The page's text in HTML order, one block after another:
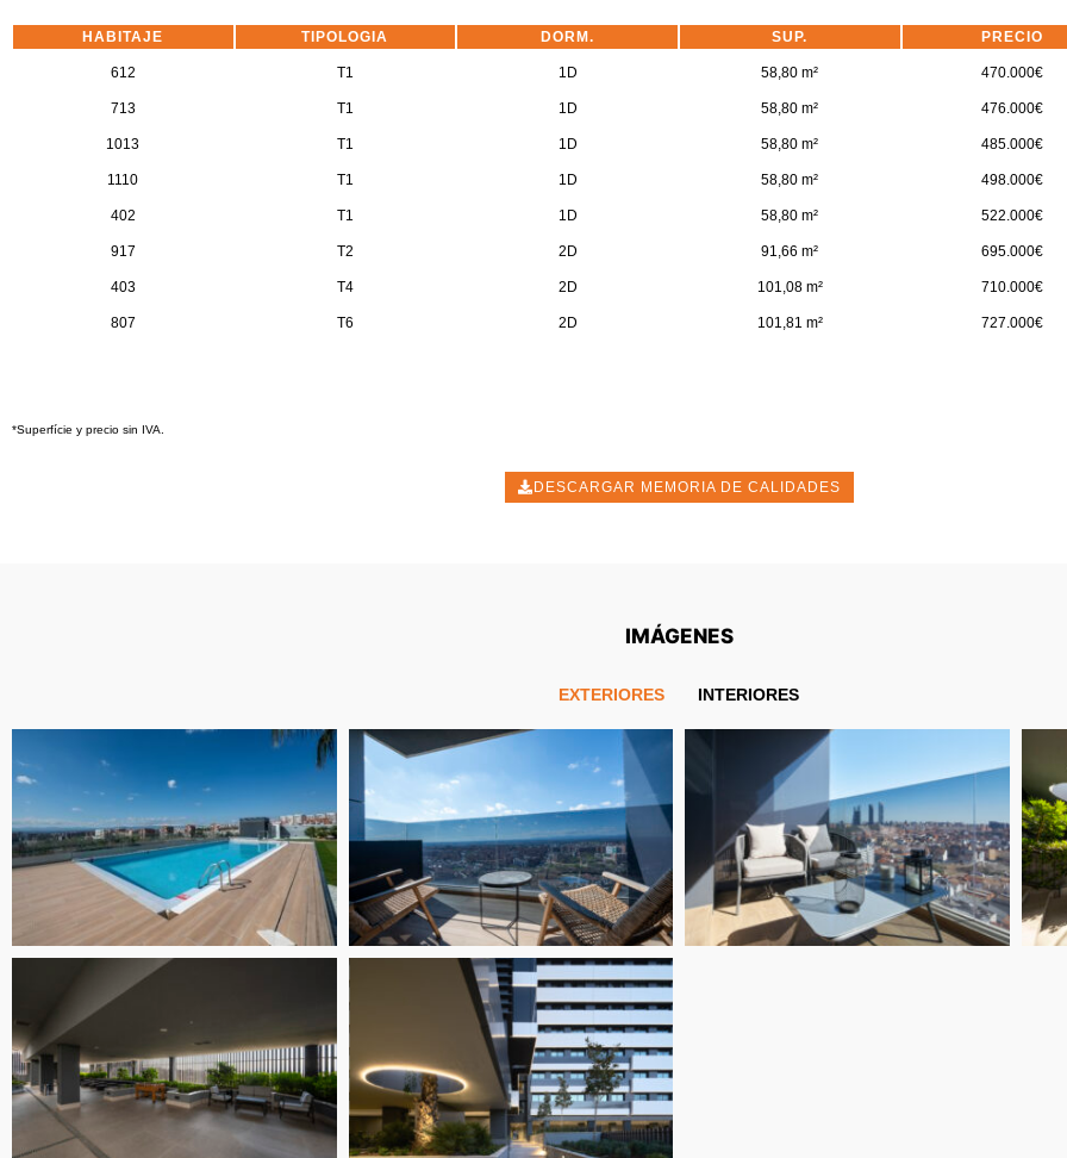
HABITAJE
612
713
1013
1110
402
917
403
807
TIPOLOGIA
T1
T1
T1
T1
T1
T2
T4
T6
DORM.
1D
1D
1D
1D
1D
2D
2D
2D
SUP.
58,80 m²
58,80 m²
58,80 m²
58,80 m²
58,80 m²
91,66 m²
101,08 m²
101,81 m²
PRECIO
470.000€
476.000€
485.000€
498.000€
522.000€
695.000€
710.000€
727.000€
*Superfície y precio sin IVA.
DESCARGAR MEMORIA DE CALIDADES
IMÁGENES
EXTERIORES INTERIORES